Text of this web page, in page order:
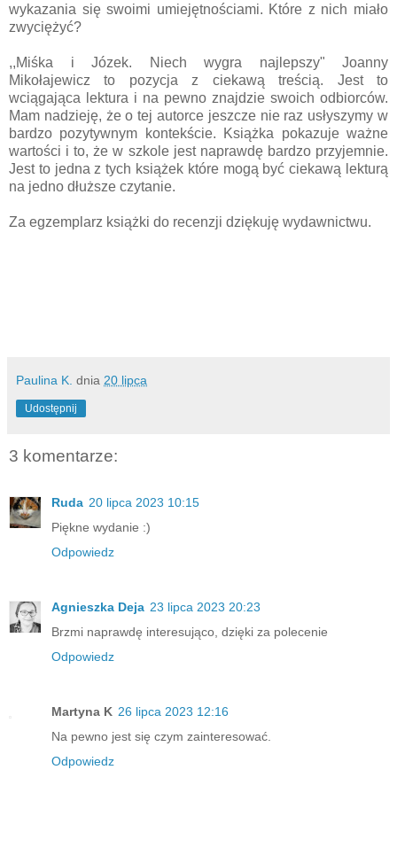
wykazania się swoimi umiejętnościami. Które z nich miało
zwyciężyć?
,,Miśka i Józek. Niech wygra najlepszy" Joanny
Mikołajewicz to pozycja z ciekawą treścią. Jest to
wciągająca lektura i na pewno znajdzie swoich odbiorców.
Mam nadzieję, że o tej autorce jeszcze nie raz usłyszymy w
bardzo pozytywnym kontekście. Książka pokazuje ważne
wartości i to, że w szkole jest naprawdę bardzo przyjemnie.
Jest to jedna z tych książek które mogą być ciekawą lekturą
na jedno dłuższe czytanie.
Za egzemplarz książki do recenzji dziękuję wydawnictwu.
Paulina K. dnia 20 lipca
Udostępnij
3 komentarze:
Ruda 20 lipca 2023 10:15
Piękne wydanie :)
Odpowiedz
Agnieszka Deja 23 lipca 2023 20:23
Brzmi naprawdę interesująco, dzięki za polecenie
Odpowiedz
Martyna K 26 lipca 2023 12:16
Na pewno jest się czym zainteresować.
Odpowiedz